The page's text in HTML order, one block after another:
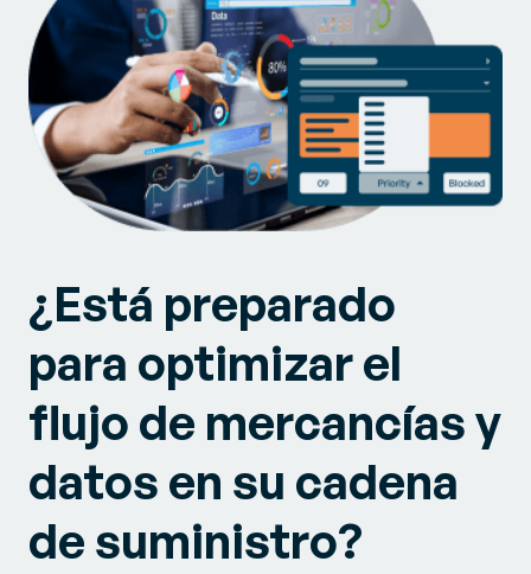
¿Está preparado
para optimizar el
flujo de mercancías y
datos en su cadena
de suministro?